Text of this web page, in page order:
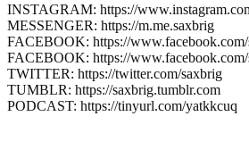
INSTAGRAM: https://
MESSENGER: https://m.me.saxbrig
FACEBOOK: https://
FACEBOOK: https://
TWITTER: https://twitter.com/saxbrig
TUMBLR: https://saxbrig.tumblr.com
PODCAST: https://tinyurl.com/yatkkcuq